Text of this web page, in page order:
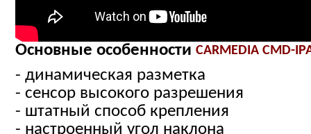
Основные особенности CARMEDIA CMD-
- динамическая разметка
- сенсор высокого разрешения
- штатный способ крепления
- настроенный угол наклона